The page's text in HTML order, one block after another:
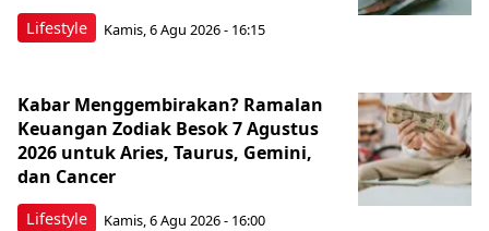
Lifestyle Kamis, 6 Agu 2026 - 16:15
Lifestyle
Kabar Menggembirakan? Ramalan
Keuangan Zodiak Besok 7 Agustus
2026 untuk Aries, Taurus, Gemini,
dan Cancer
Kamis, 6 Agu 2026 - 16:00